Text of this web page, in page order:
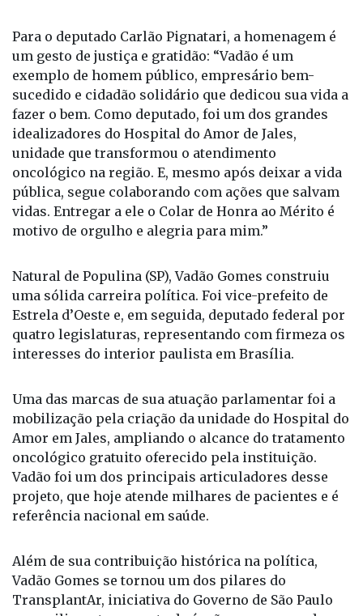
Para o deputado Carlão Pignatari, a homenagem é
um gesto de justiça e gratidão: “Vadão é um
exemplo de homem público, empresário bem-
sucedido e cidadão solidário que dedicou sua vida a
fazer o bem. Como deputado, foi um dos grandes
idealizadores do Hospital do Amor de Jales,
unidade que transformou o atendimento
oncológico na região. E, mesmo após deixar a vida
pública, segue colaborando com ações que salvam
vidas. Entregar a ele o Colar de Honra ao Mérito é
motivo de orgulho e alegria para mim.”
Natural de Populina (SP), Vadão Gomes construiu
uma sólida carreira política. Foi vice-prefeito de
Estrela d’Oeste e, em seguida, deputado federal por
quatro legislaturas, representando com firmeza os
interesses do interior paulista em Brasília.
Uma das marcas de sua atuação parlamentar foi a
mobilização pela criação da unidade do Hospital do
Amor em Jales, ampliando o alcance do tratamento
oncológico gratuito oferecido pela instituição.
Vadão foi um dos principais articuladores desse
projeto, que hoje atende milhares de pacientes e é
referência nacional em saúde.
Além de sua contribuição histórica na política,
Vadão Gomes se tornou um dos pilares do
TransplantAr, iniciativa do Governo de São Paulo